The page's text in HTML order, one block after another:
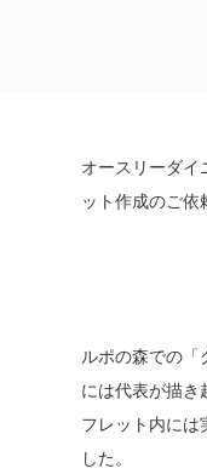
オースリーダイ
ット作成のご依
ルポの森での「
には代表が描き
フレット内には
した。